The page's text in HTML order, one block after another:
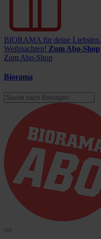
BIORAMA für deine Liebsten.
Weihnachten! Zum Abo-Shop
Zum Abo-Shop
Biorama